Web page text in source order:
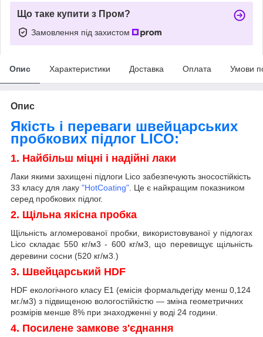
Що таке купити з Пром?
Замовлення під захистом
Опис Характеристики Доставка Оплата Умови
Опис
Якість і переваги швейцарських
пробкових підлог LICO:
1. Найбільш міцні і надійні лаки
Лаки якими захищені підлоги Lico забезпечують зносостійкість
33 класу для лаку "HotCoating". Це є найкращим показником
серед пробкових підлог.
2. Щільна якісна пробка
Щільність агломерованої пробки, використовуваної у підлогах
Lico складає 550 кг/м3- 600 кг/м3
що перевищує щільність
деревини сосни (520 кг/м3 .)
3. Швейцарський HDF
HDF екологічного класу Е1 (емісія формальдегіду менш 0,124
мг./м3) з підвищеною вологостійкістю ― зміна геометричних
розмірів менше 8% при знаходженні у воді 24 години.
4. Посилене замкове з'єднання